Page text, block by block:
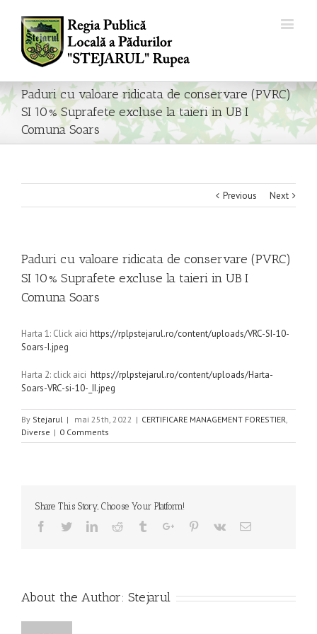
Paduri cu valoare ridicata de conservare (PVRC)
SI 10% Suprafete excluse la taieri in UB I
Comuna Soars
Previous Next
Paduri cu valoare ridicata de conservare (PVRC)
SI 10% Suprafete excluse la taieri in UB I
Comuna Soars
Harta 1: Click aici https://rplpstejarul.ro/content/uploads/VRC-SI-10-
Soars-I.jpeg
Harta 2: click aici https://rplpstejarul.ro/content/uploads/Harta-
Soars-VRC-si-10-_II.jpeg
By Stejarul | mai 25th, 2022 | CERTIFICARE MANAGEMENT FORESTIER,
Diverse | 0 Comments
Share This Story, Choose Your Platform!
Facebook
TwitterLinkedinReddit TumblrGoogle+Pinterest
Vk Email
About the Author: Stejarul